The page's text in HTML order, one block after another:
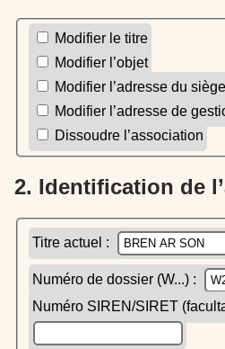
Modifier le titre
Modifier l’objet
Modifier l’adresse du
Modifier l’adresse de
Dissoudre l’association
2. Identification de
Titre actuel :
Numéro de dossier (W...) :
Numéro SIREN/SIRET